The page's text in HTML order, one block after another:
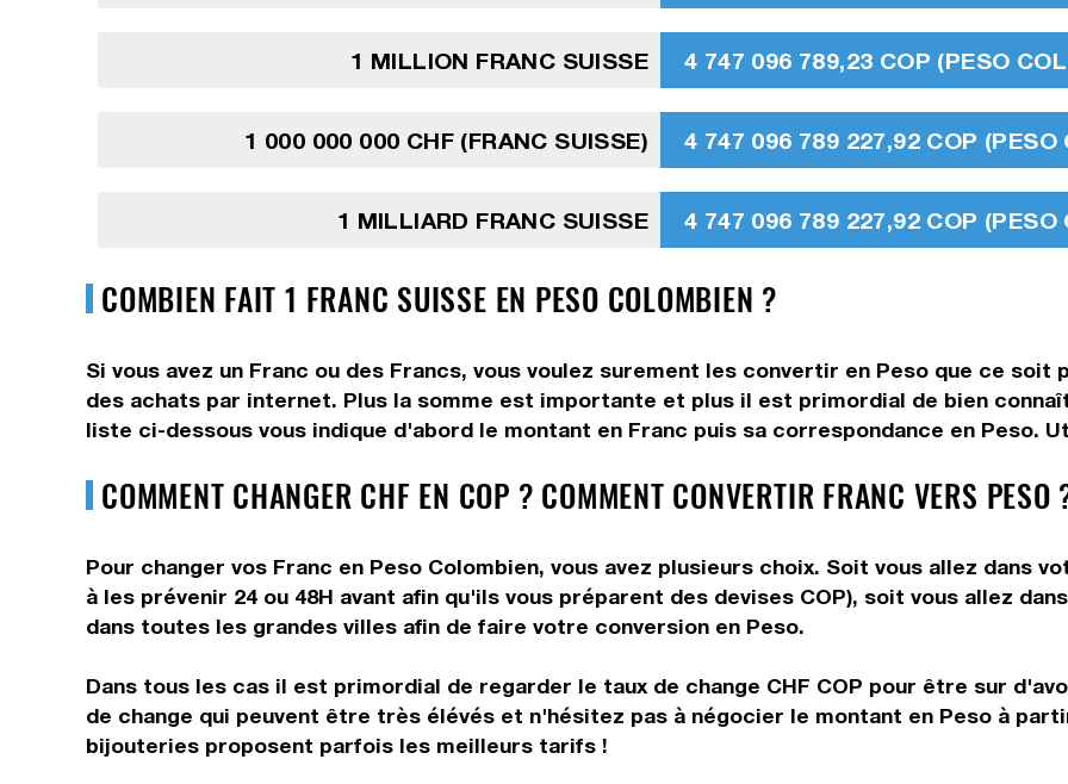
1 MILLION FRANC SUISSE 4 747 096 789,23 COP (PESO
1 000 000 000 CHF (FRANC SUISSE) 4 747 096 789 227,92 COP (PESO
1 MILLIARD FRANC SUISSE 4 747 096 789 227,92 COP (PESO
COMBIEN FAIT 1 FRANC SUISSE EN PESO COLOMBIEN ?
Si vous avez un Franc ou des Francs, vous voulez surement les convertir en Peso que ce soit
des achats par internet. Plus la somme est importante et plus il est primordial de bien
liste ci-dessous vous indique d'abord le montant en Franc puis sa correspondance en Peso.
COMMENT CHANGER CHF EN COP ? COMMENT CONVERTIR FRANC VERS PESO
Pour changer vos Franc en Peso Colombien, vous avez plusieurs choix. Soit vous allez dans
à les prévenir 24 ou 48H avant afin qu'ils vous préparent des devises COP), soit vous allez
dans toutes les grandes villes afin de faire votre conversion en Peso.
Dans tous les cas il est primordial de regarder le taux de change CHF COP pour être sur
de change qui peuvent être très élévés et n'hésitez pas à négocier le montant en Peso à
bijouteries proposent parfois les meilleurs tarifs !